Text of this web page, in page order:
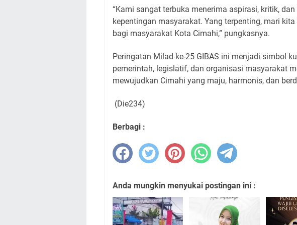
“Kami sangat terbuka menerima aspirasi, kritik,
kepentingan masyarakat. Yang terpenting, mari
bagi masyarakat Kota Cimahi,” pungkasnya.
Peringatan Milad ke-25 GIBAS ini menjadi simbol
pemerintah, legislatif, dan organisasi masyarakat
mewujudkan Cimahi yang maju, harmonis, dan
(Die234)
Berbagi :
Anda mungkin menyukai postingan ini :